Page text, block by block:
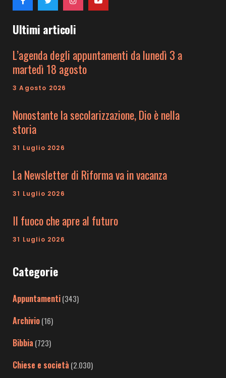
Ultimi articoli
L’agenda degli appuntamenti da lunedì 3 a
martedì 18 agosto
3 Agosto 2026
Nonostante la secolarizzazione, Dio è nella
storia
31 Luglio 2026
La Newsletter di Riforma va in vacanza
31 Luglio 2026
Il fuoco che apre al futuro
31 Luglio 2026
Categorie
Appuntamenti(343)
Archivio(16)
Bibbia (723)
Chiese e società (2.030)